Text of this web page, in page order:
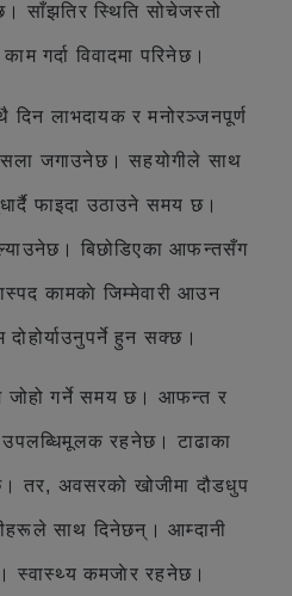
साँझतिर स्थिति सोचेजस्तो
विवादमा परिनेछ।
दिन लाभदायक र मनोरञ्जनपूर्ण
जगाउनेछ। सहयोगीले साथ
फाइदा उठाउने समय छ।
बिछोडिएका आफन्तसँग
कामकाे जिम्मेवारी आउन
हुन सक्छ।
जोहो गर्ने समय छ। आफन्त र
उपलब्धिमूलक रहनेछ। टाढाका
तर, अवसरको खोजीमा दौडधुप
साथ दिनेछन्। आम्दानी
स्वास्थ्य कमजाेर रहनेछ।